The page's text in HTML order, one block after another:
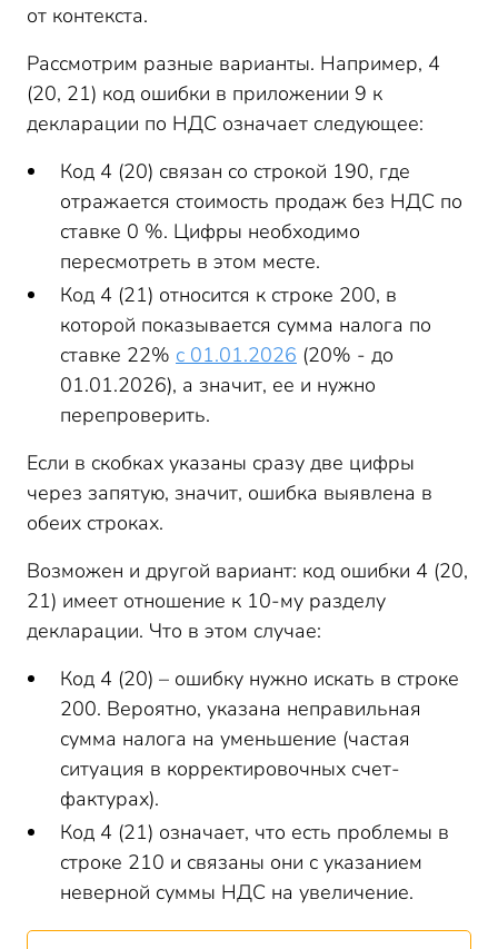
от контекста.
Рассмотрим разные варианты. Например, 4
(20, 21) код ошибки в приложении 9 к
декларации по НДС означает следующее:
Код 4 (20) связан со строкой 190, где
отражается стоимость продаж без НДС по
ставке 0 %. Цифры необходимо
пересмотреть в этом месте.
Код 4 (21) относится к строке 200, в
которой показывается сумма налога по
ставке 22% с 01.01.2026 (20% - до
01.01.2026), а значит, ее и нужно
перепроверить.
Если в скобках указаны сразу две цифры
через запятую, значит, ошибка выявлена в
обеих строках.
Возможен и другой вариант: код ошибки 4 (20,
21) имеет отношение к 10-му разделу
декларации. Что в этом случае:
Код 4 (20) – ошибку нужно искать в строке
200. Вероятно, указана неправильная
сумма налога на уменьшение (частая
ситуация в корректировочных счет-
фактурах).
Код 4 (21) означает, что есть проблемы в
строке 210 и связаны они с указанием
неверной суммы НДС на увеличение.